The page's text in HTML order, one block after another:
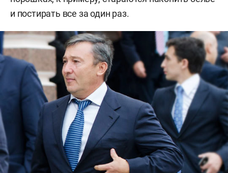
и постирать все за один раз.